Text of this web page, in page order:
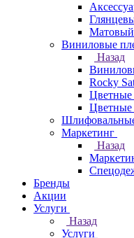
Матовый
Виниловые
Назад
Rocky
Цветные
Маркетинг
Назад
Бренды
Акции
Услуги
Назад
Услуги